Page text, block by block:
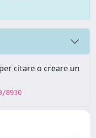
citare o creare un
8930